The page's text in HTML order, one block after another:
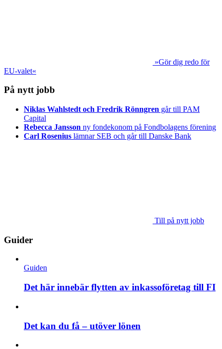
»Gör dig redo för
EU-valet«
På nytt jobb
Niklas Wahlstedt och Fredrik Rönngren går till PAM
Capital
Rebecca Jansson ny fondekonom på Fondbolagens förening
Carl Rosenius lämnar SEB och går till Danske Bank
Till på nytt jobb
Guider
Guiden
Det här innebär flytten av inkassoföretag till FI
Det kan du få – utöver lönen